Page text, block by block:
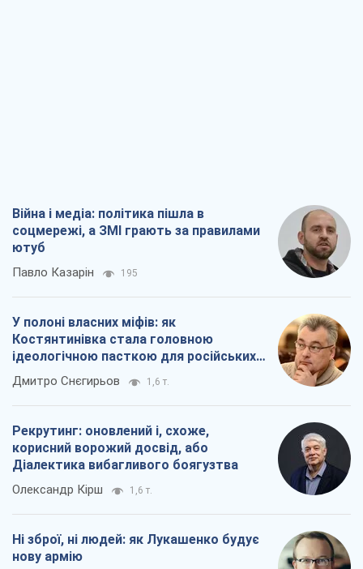
Війна і медіа: політика пішла в
соцмережі, а ЗМІ грають за правилами
ютуб
Павло Казарін 195
У полоні власних міфів: як
Костянтинівка стала головною
ідеологічною пасткою для російських
окупантів
Дмитро Снєгирьов 1,6 т.
Рекрутинг: оновлений і, схоже,
корисний ворожий досвід, або
Діалектика вибагливого боягузтва
Олександр Кірш 1,6 т.
Ні зброї, ні людей: як Лукашенко будує
нову армію